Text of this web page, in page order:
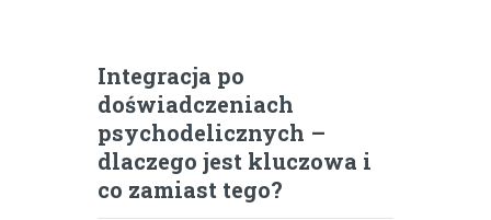
Integracja po
doświadczeniach
psychodelicznych –
dlaczego jest kluczowa i
co zamiast tego?